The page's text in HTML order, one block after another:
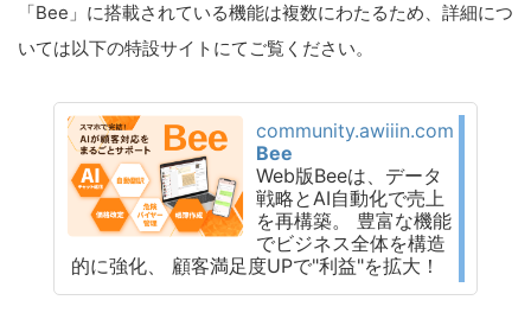
「Bee」に搭載されている機能は複数にわたるため、詳細につ
いては以下の特設サイトにてご覧ください。
community.awiiin.com
Bee
Web版Beeは、データ
戦略とAI自動化で売上
を再構築。 豊富な機能
でビジネス全体を構造
的に強化、 顧客満足度UPで"利益"を拡大！